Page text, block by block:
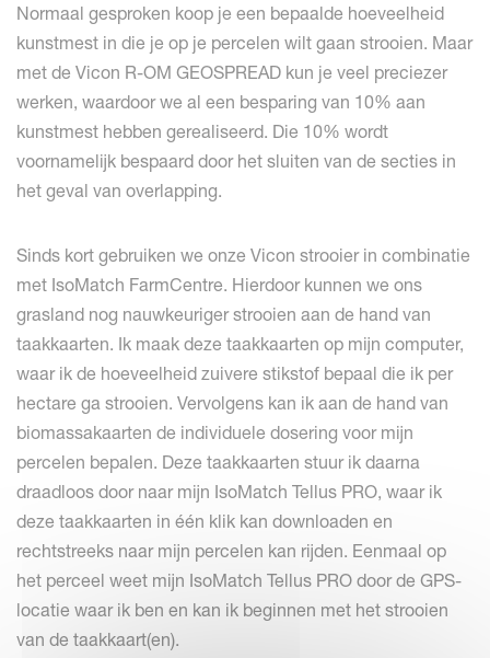
Normaal gesproken koop je een bepaalde hoeveelheid
kunstmest in die je op je percelen wilt gaan strooien. Maar
met de Vicon R-OM GEOSPREAD kun je veel preciezer
werken, waardoor we al een besparing van 10% aan
kunstmest hebben gerealiseerd. Die 10% wordt
voornamelijk bespaard door het sluiten van de secties in
het geval van overlapping.
Sinds kort gebruiken we onze Vicon strooier in combinatie
met IsoMatch FarmCentre. Hierdoor kunnen we ons
grasland nog nauwkeuriger strooien aan de hand van
taakkaarten. Ik maak deze taakkaarten op mijn computer,
waar ik de hoeveelheid zuivere stikstof bepaal die ik per
hectare ga strooien. Vervolgens kan ik aan de hand van
biomassakaarten de individuele dosering voor mijn
percelen bepalen. Deze taakkaarten stuur ik daarna
draadloos door naar mijn IsoMatch Tellus PRO, waar ik
deze taakkaarten in één klik kan downloaden en
rechtstreeks naar mijn percelen kan rijden. Eenmaal op
het perceel weet mijn IsoMatch Tellus PRO door de GPS-
locatie waar ik ben en kan ik beginnen met het strooien
van de taakkaart(en).